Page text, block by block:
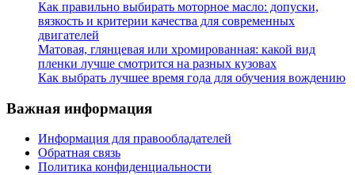
Как правильно выбирать моторное масло: допуски,
вязкость и критерии качества для современных
двигателей
Матовая, глянцевая или хромированная: какой вид
пленки лучше смотрится на разных кузовах
Как выбрать лучшее время года для обучения вождению
Важная информация
Информация для правообладателей
Обратная связь
Политика конфиденциальности